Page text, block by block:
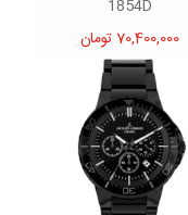
1854D
70,400,000 تومان